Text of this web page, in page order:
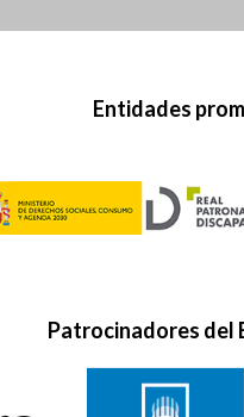
Entidades
Patrocinadores del